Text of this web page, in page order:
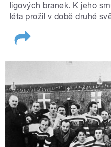
ligových branek. K jeho
léta prožil v době druhé